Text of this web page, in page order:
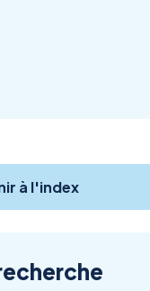
à l'index